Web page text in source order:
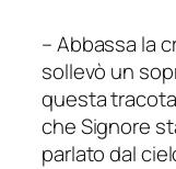
–Abbassa la
sollevò un
questa
cheSignore
parlato dal